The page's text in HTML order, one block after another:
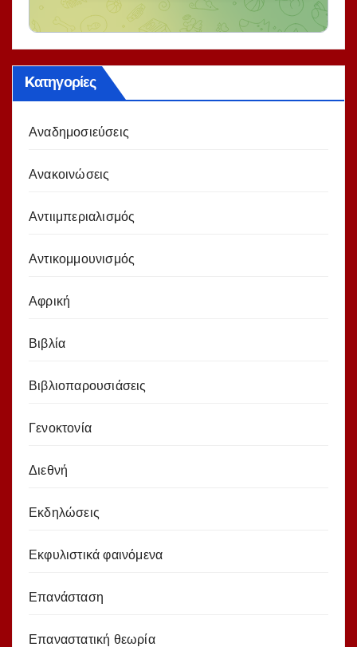
Kατηγορίες
Αναδημοσιεύσεις
Ανακοινώσεις
Αντιιμπεριαλισμός
Αντικομμουνισμός
Αφρική
Βιβλία
Βιβλιοπαρουσιάσεις
Γενοκτονία
Διεθνή
Εκδηλώσεις
Εκφυλιστικά φαινόμενα
Επανάσταση
Επαναστατική θεωρία